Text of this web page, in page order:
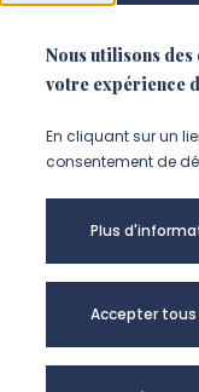
NOUS SUIVRE
Suivez-
Mentions
Accessibilité
Nous utilisons
votre expérience
En cliquant sur un
consentement de
Plus
Accepter tous